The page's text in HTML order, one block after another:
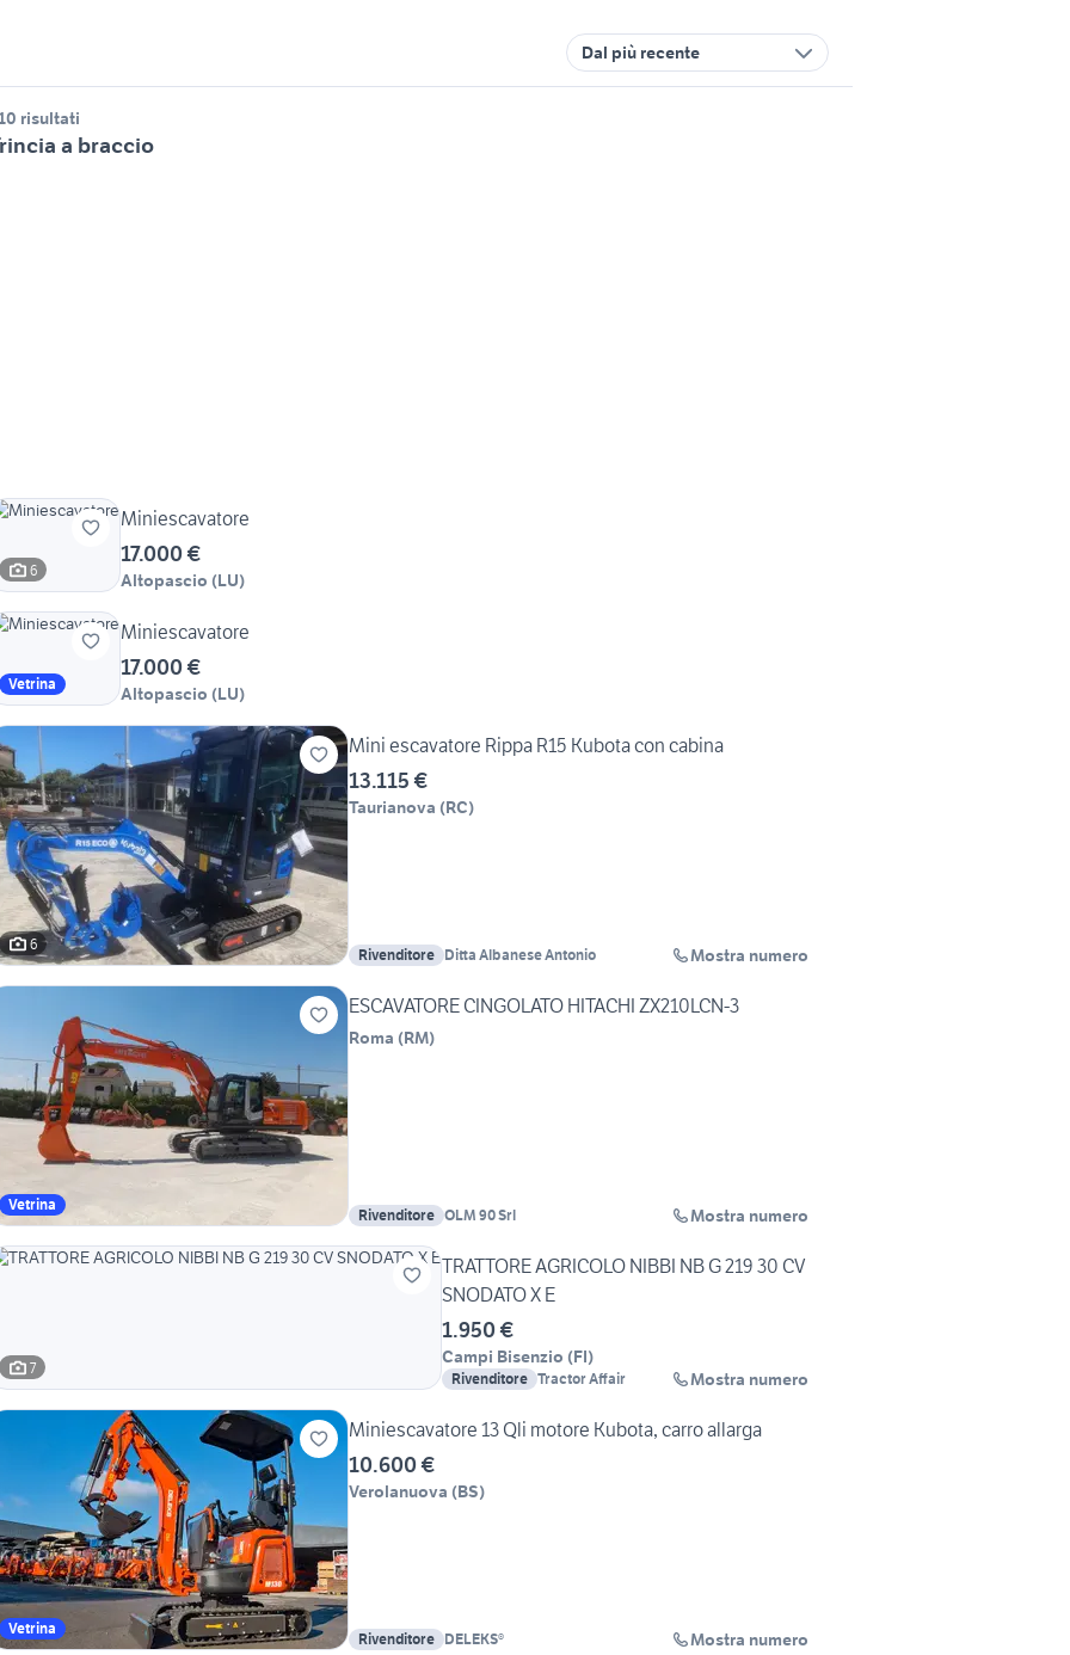
Dal più recente
risultati
a braccio
6
Miniescavatore
17.000 €
Altopascio (LU)
Vetrina
Miniescavatore
17.000 €
Altopascio (LU)
6
Mini escavatore Rippa R15 Kubota con cabina
13.115 €
Taurianova (RC)
Rivenditore Ditta Albanese Antonio Mostra numero
Vetrina
ESCAVATORE CINGOLATO HITACHI ZX210LCN-3
Roma (RM)
Rivenditore OLM 90 Srl Mostra numero
7
TRATTORE AGRICOLO NIBBI NB G 219 30 CV
SNODATO X E
1.950 €
Campi Bisenzio (FI)
Rivenditore Tractor Affair Mostra numero
Vetrina
Miniescavatore 13 Qli motore Kubota, carro allarga
10.600 €
Verolanuova (BS)
Rivenditore DELEKS® Mostra numero